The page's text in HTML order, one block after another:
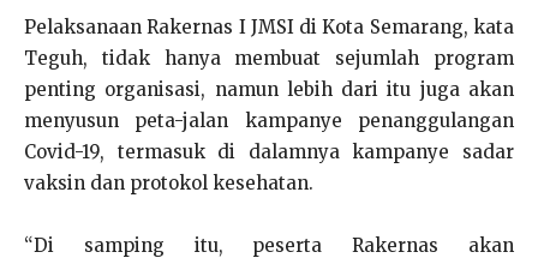
Pelaksanaan Rakernas I JMSI di Kota Semarang, kata
Teguh, tidak hanya membuat sejumlah program
penting organisasi, namun lebih dari itu juga akan
menyusun peta-jalan kampanye penanggulangan
Covid-19, termasuk di dalamnya kampanye sadar
vaksin dan protokol kesehatan.
“Di samping itu, peserta Rakernas akan